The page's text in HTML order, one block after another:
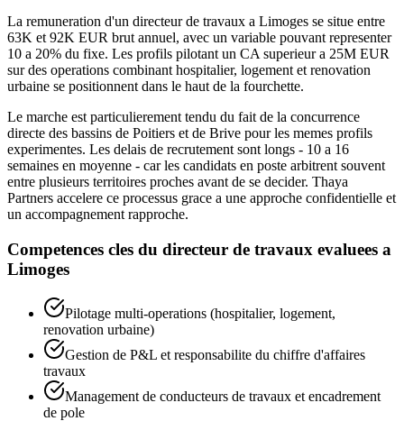
La remuneration d'un directeur de travaux a Limoges se situe entre
63K et 92K EUR brut annuel, avec un variable pouvant representer
10 a 20% du fixe. Les profils pilotant un CA superieur a 25M EUR
sur des operations combinant hospitalier, logement et renovation
urbaine se positionnent dans le haut de la fourchette.
Le marche est particulierement tendu du fait de la concurrence
directe des bassins de Poitiers et de Brive pour les memes profils
experimentes. Les delais de recrutement sont longs - 10 a 16
semaines en moyenne - car les candidats en poste arbitrent souvent
entre plusieurs territoires proches avant de se decider. Thaya
Partners accelere ce processus grace a une approche confidentielle et
un accompagnement rapproche.
Competences cles du directeur de travaux evaluees a
Limoges
Pilotage multi-operations (hospitalier, logement,
renovation urbaine)
Gestion de P&L et responsabilite du chiffre d'affaires
travaux
Management de conducteurs de travaux et encadrement
de pole